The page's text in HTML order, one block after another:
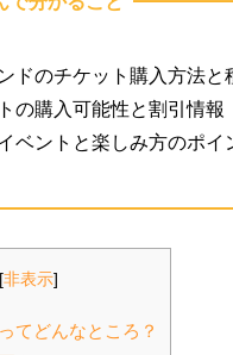
ドのチケット購入方法と
の購入可能性と割引情報
ベントと楽しみ方のポイ
[非表示]
てどんなところ？